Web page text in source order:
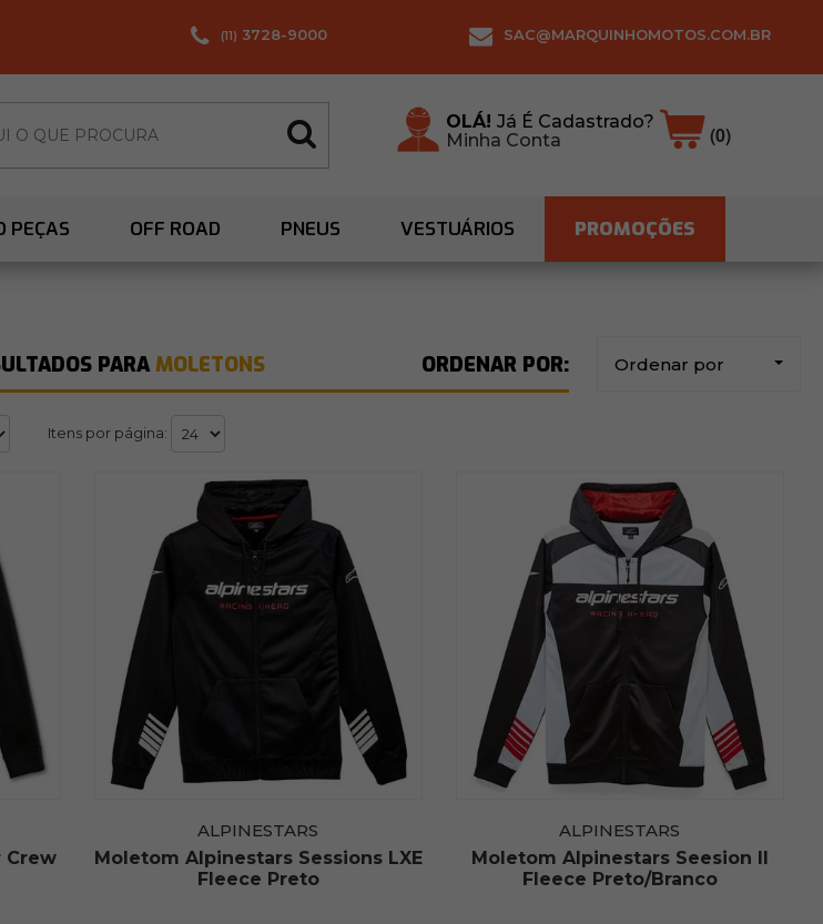
(11) 3728-9000 SAC@MARQUINHOMOTOS.COM.BR
OLÁ!Já É Cadastrado?
Minha Conta
(0)
PEÇAS OFF ROAD PNEUS VESTUÁRIOS PROMOÇÕES
PARA MOLETONS Ordenar por
Itens por página:
Crew
ALPINESTARS
Moletom Alpinestars Sessions LXE
Fleece Preto
ALPINESTARS
Moletom Alpinestars Seesion II
Fleece Preto/Branco